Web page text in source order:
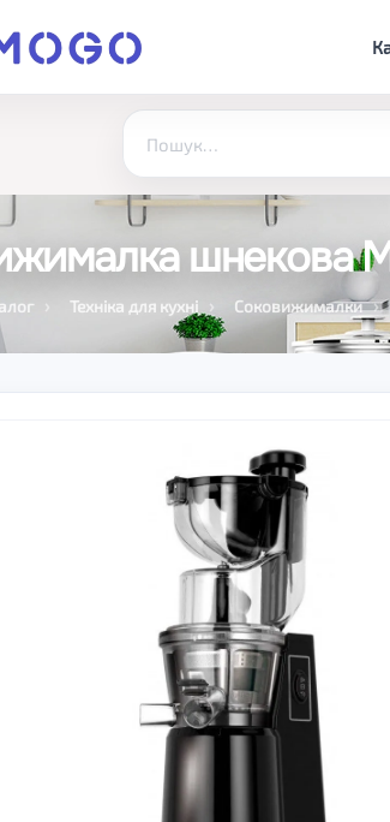
шнекова
Техніка для кухні Соковижималки